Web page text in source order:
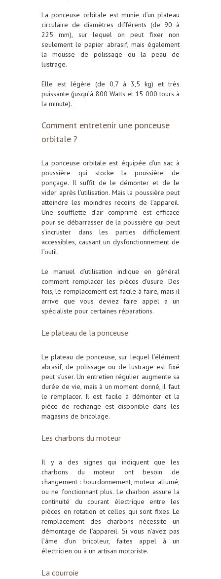
La ponceuse orbitale est munie d’un plateau
circulaire de diamètres différents (de 90 à
225 mm), sur lequel on peut fixer non
seulement le papier abrasif, mais également
la mousse de polissage ou la peau de
lustrage.
Elle est légère (de 0,7 à 3,5 kg) et très
puissante (jusqu’à 800 Watts et 15 000 tours à
la minute).
Comment entretenir une ponceuse
orbitale ?
La ponceuse orbitale est équipée d’un sac à
poussière qui stocke la poussière de
ponçage. Il suffit de le démonter et de le
vider après l’utilisation. Mais la poussière peut
atteindre les moindres recoins de l’appareil.
Une soufflette d’air comprimé est efficace
pour se débarrasser de la poussière qui peut
s’incruster dans les parties difficilement
accessibles, causant un dysfonctionnement de
l’outil.
Le manuel d’utilisation indique en général
comment remplacer les pièces d’usure. Des
fois, le remplacement est facile à faire, mais il
arrive que vous deviez faire appel à un
spécialiste pour certaines réparations.
Le plateau de la ponceuse
Le plateau de ponceuse, sur lequel l’élément
abrasif, de polissage ou de lustrage est fixé
peut s’user. Un entretien régulier augmente sa
durée de vie, mais à un moment donné, il faut
le remplacer. Il est facile à démonter et la
pièce de rechange est disponible dans les
magasins de bricolage.
Les charbons du moteur
Il y a des signes qui indiquent que les
charbons du moteur ont besoin de
changement : bourdonnement, moteur allumé,
ou ne fonctionnant plus. Le charbon assure la
continuité du courant électrique entre les
pièces en rotation et celles qui sont fixes. Le
remplacement des charbons nécessite un
démontage de l’appareil. Si vous n’avez pas
l’âme d’un bricoleur, faites appel à un
électricien ou à un artisan motoriste.
La courroie